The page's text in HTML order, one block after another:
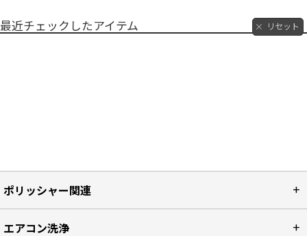
最近チェックしたアイテム リセット
ポリッシャー関連
エアコン洗浄